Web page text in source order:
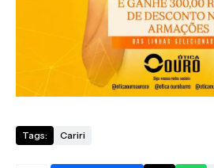
Tags: Cariri